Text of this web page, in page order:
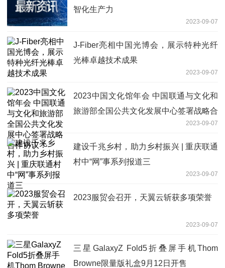
智化生产力
2023-09-07
J-Fiber亮相中国光博会，展示特种光纤
光棒卓越技术成果
2023-09-07
2023中国文化馆年会 中国联通与文化和
旅游部全国公共文化发展中心签署战略合
2023-09-07
建设千兆乡村，助力乡村振兴 | 重庆联通
村中“网”事系列报道三
2023-09-07
2023服贸会召开，天翼云斩获多项荣誉
2023-09-07
三星GalaxyZ Fold5折叠屏手机Thom
Browne限量版礼盒9月12日开售